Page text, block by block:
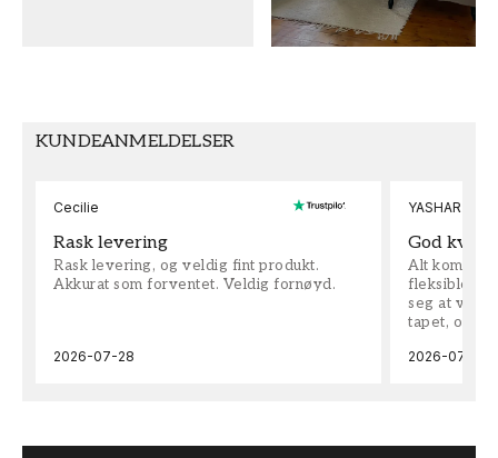
SAMLING
Wallpassion
Rett
KUNDEANMELDELSER
Cecilie
Rask levering
Rask levering, og veldig fint produkt.
Akkurat som forventet. Veldig fornøyd.
2026-07-28
YASHAR
God
Alt kom
fleksible på
seg at vi
tapet, og
2026-07-04